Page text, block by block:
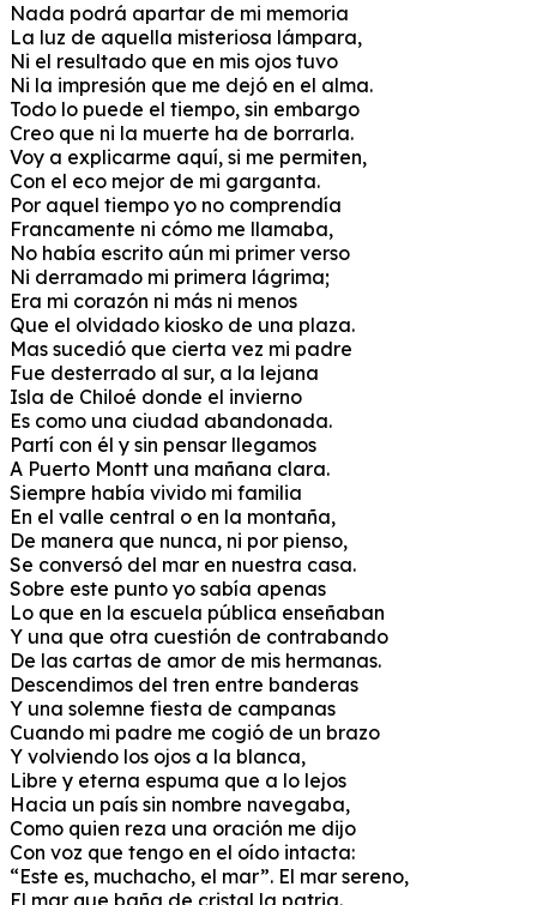
Nada podrá apartar de mi memoria
La luz de aquella misteriosa lámpara,
Ni el resultado que en mis ojos tuvo
Ni la impresión que me dejó en el alma.
Todo lo puede el tiempo, sin embargo
Creo que ni la muerte ha de borrarla.
Voy a explicarme aquí, si me permiten,
Con el eco mejor de mi garganta.
Por aquel tiempo yo no comprendía
Francamente ni cómo me llamaba,
No había escrito aún mi primer verso
Ni derramado mi primera lágrima;
Era mi corazón ni más ni menos
Que el olvidado kiosko de una plaza.
Mas sucedió que cierta vez mi padre
Fue desterrado al sur, a la lejana
Isla de Chiloé donde el invierno
Es como una ciudad abandonada.
Partí con él y sin pensar llegamos
A Puerto Montt una mañana clara.
Siempre había vivido mi familia
En el valle central o en la montaña,
De manera que nunca, ni por pienso,
Se conversó del mar en nuestra casa.
Sobre este punto yo sabía apenas
Lo que en la escuela pública enseñaban
Y una que otra cuestión de contrabando
De las cartas de amor de mis hermanas.
Descendimos del tren entre banderas
Y una solemne fiesta de campanas
Cuando mi padre me cogió de un brazo
Y volviendo los ojos a la blanca,
Libre y eterna espuma que a lo lejos
Hacia un país sin nombre navegaba,
Como quien reza una oración me dijo
Con voz que tengo en el oído intacta:
“Este es, muchacho, el mar”. El mar sereno,